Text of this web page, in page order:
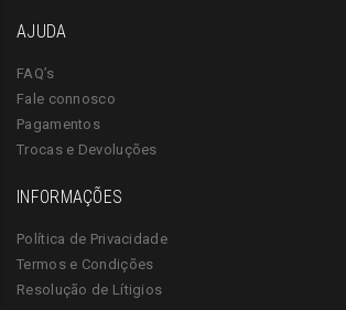
AJUDA
FAQ’s
Fale connosco
Pagamentos
Trocas e Devoluções
INFORMAÇÕES
Política de Privacidade
Termos e Condições
Resolução de Lítigios